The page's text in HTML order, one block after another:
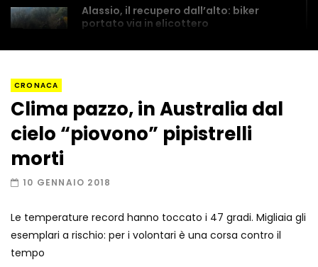
Alassio, il recupero dall’alto: biker
portato via in elicottero
Roma, la metro C diventa un museo:
ecco cosa c’è nelle nuove stazioni
CRONACA
Clima pazzo, in Australia dal
cielo “piovono” pipistrelli
morti
10 GENNAIO 2018
Le temperature record hanno toccato i 47 gradi. Migliaia gli
esemplari a rischio: per i volontari è una corsa contro il
tempo